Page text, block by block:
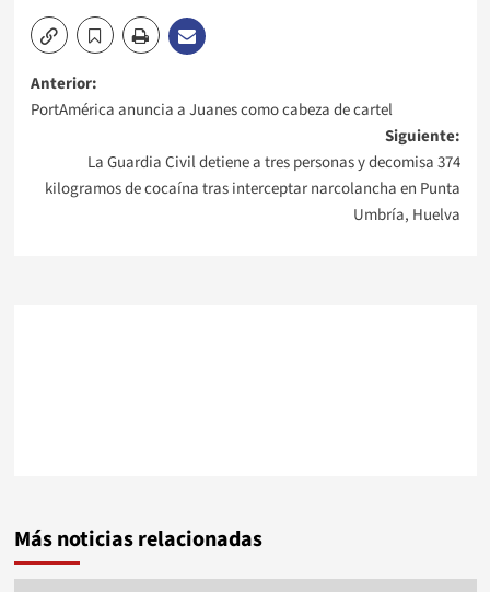
Navegación
entradas
Anterior:
PortAmérica anuncia a Juanes como cabeza de cartel
Siguiente:
La Guardia Civil detiene a tres personas y decomisa 374
kilogramos de cocaína tras interceptar narcolancha en Punta
Umbría, Huelva
Más noticias relacionadas